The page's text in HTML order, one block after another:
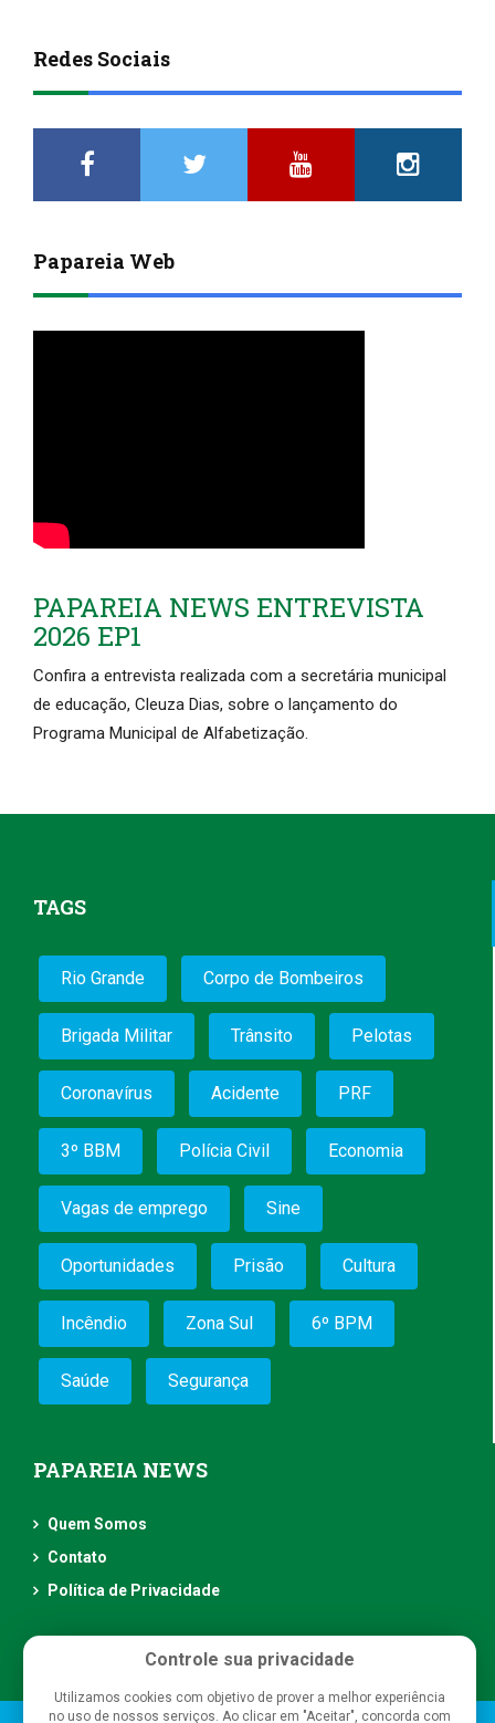
Redes Sociais
Papareia Web
PAPAREIA NEWS ENTREVISTA
2026 EP1
Confira a entrevista realizada com a secretária municipal
de educação, Cleuza Dias, sobre o lançamento do
Programa Municipal de Alfabetização.
TAGS
Rio Grande Corpo de Bombeiros
Brigada Militar Trânsito Pelotas
Coronavírus Acidente PRF
3º BBM Polícia Civil Economia
Vagas de emprego Sine
Oportunidades Prisão Cultura
Incêndio Zona Sul 6º BPM
Saúde Segurança
PAPAREIA NEWS
Quem Somos
Contato
Política de Privacidade
Controle sua privacidade
Utilizamos cookies com objetivo de prover a melhor experiência
no uso de nossos serviços. Ao clicar em "Aceitar", concorda com